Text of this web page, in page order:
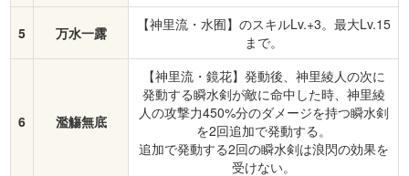
5 万水一露
【神里流・水囿】のスキルLv.+3。最大Lv.15
まで。
6 濫觴無底
【神里流・鏡花】発動後、神里綾人の次に
発動する瞬水剣が敵に命中した時、神里綾
人の攻撃力450%分のダメージを持つ瞬水剣
を2回追加で発動する。
追加で発動する2回の瞬水剣は浪閃の効果を
受けない。